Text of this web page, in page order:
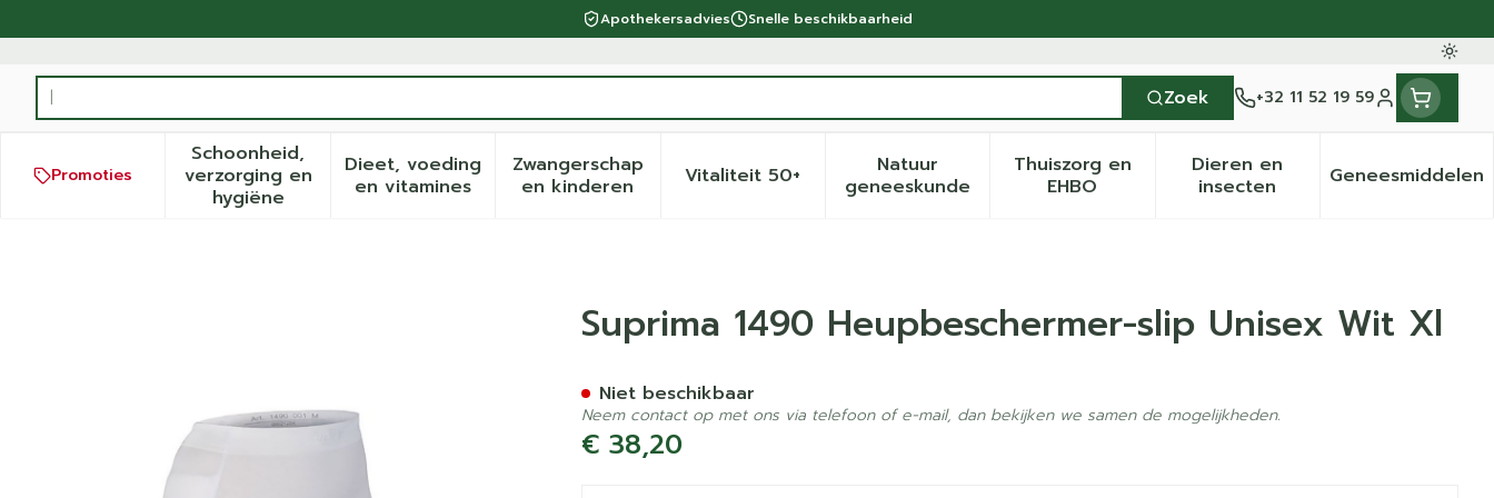
Apothekersadvies Snelle beschikbaarheid
Product, merk, categorie...
Zoek +32 11 52 19 59
Klant menu
Promoties
Schoonheid,
verzorging en
hygiëneToon submenu voor Schoonheid, verzorging en hygiëne categorie
Dieet, voeding
en vitamines
Toon submenu voor Dieet, voeding en vitamines categorie
Zwangerschap
en kinderenToon submenu voor Zwangerschap en kinderen categorie
Vitaliteit 50+Toon submenu voor Vitaliteit 50+ categorie
Natuur
geneeskundeToon submenu voor Natuur geneeskunde categorie
Thuiszorg en
EHBOToon submenu voor Thuiszorg en EHBO
Dieren en
insectenToon submenu voor
Geneesmiddelen
Toon
Suprima 1490 Heupbeschermer-slip Unisex Wit XlSuprima 1490 Heupbeschermer-slip Unisex Wit Xl
€ 38,20
Niet beschikbaar
Neem contact op met ons via telefoon of e-mail, dan bekijken we samen de mogelijkheden.